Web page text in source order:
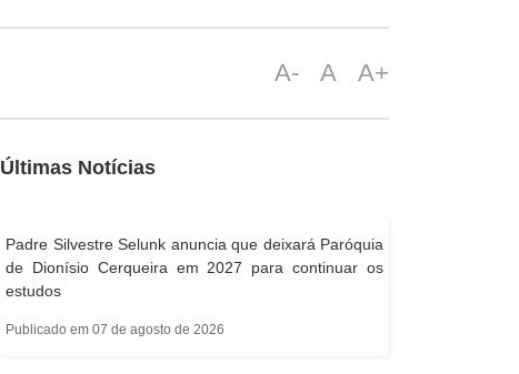
A- A A+
Últimas Notícias
Padre Silvestre Selunk anuncia que deixará Paróquia
de Dionísio Cerqueira em 2027 para continuar os
estudos
Publicado em 07 de agosto de 2026